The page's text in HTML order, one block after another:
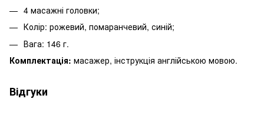
4 масажні головки;
Колір: рожевий, помаранчевий, синій;
Вага: 146 г.
Комплектація: масажер, інструкція англійською мовою.
Відгуки